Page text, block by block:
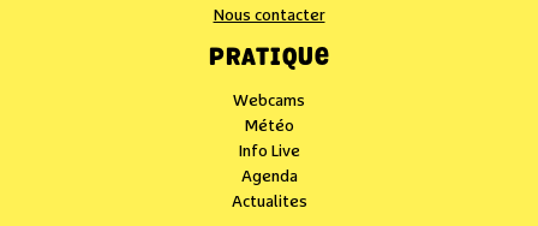
Nous contacter
PRATIQUE
Webcams
Météo
Info Live
Agenda
Actualites